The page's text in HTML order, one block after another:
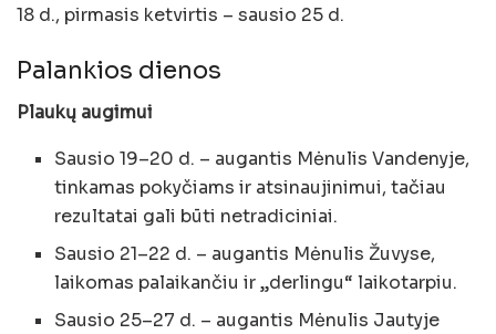
18 d., pirmasis ketvirtis – sausio 25 d.
Palankios dienos
Plaukų augimui
Sausio 19–20 d. – augantis Mėnulis Vandenyje,
tinkamas pokyčiams ir atsinaujinimui, tačiau
rezultatai gali būti netradiciniai.
Sausio 21–22 d. – augantis Mėnulis Žuvyse,
laikomas palaikančiu ir „derlingu“ laikotarpiu.
Sausio 25–27 d. – augantis Mėnulis Jautyje